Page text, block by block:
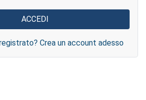
Crea un account adesso